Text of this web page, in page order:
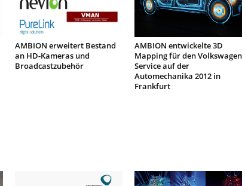
AMBION erweitert Bestand
an HD-Kameras und
Broadcastzubehör
AMBION entwickelte 3D
Mapping für den Volkswagen
Service auf der
Automechanika 2012 in
Frankfurt